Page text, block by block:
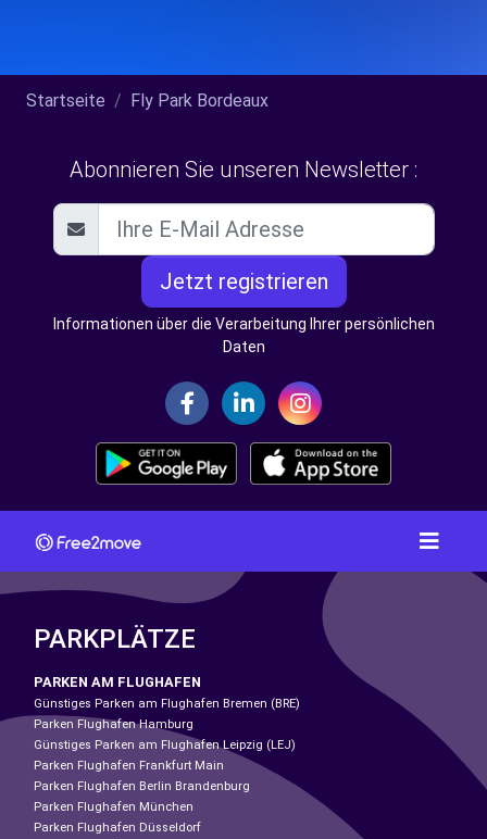
Startseite Fly Park Bordeaux
Abonnieren Sie unseren Newsletter :
Jetzt registrieren
Informationen über die Verarbeitung Ihrer persönlichen
Daten
PARKPLÄTZE
PARKEN AM FLUGHAFEN
Günstiges Parken am Flughafen Bremen (BRE)
Parken Flughafen Hamburg
Günstiges Parken am Flughafen Leipzig (LEJ)
Parken Flughafen Frankfurt Main
Parken Flughafen Berlin Brandenburg
Parken Flughafen München
Parken Flughafen Düsseldorf